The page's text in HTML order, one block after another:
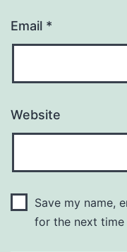
Email *
Website
Save my name,
for the next time